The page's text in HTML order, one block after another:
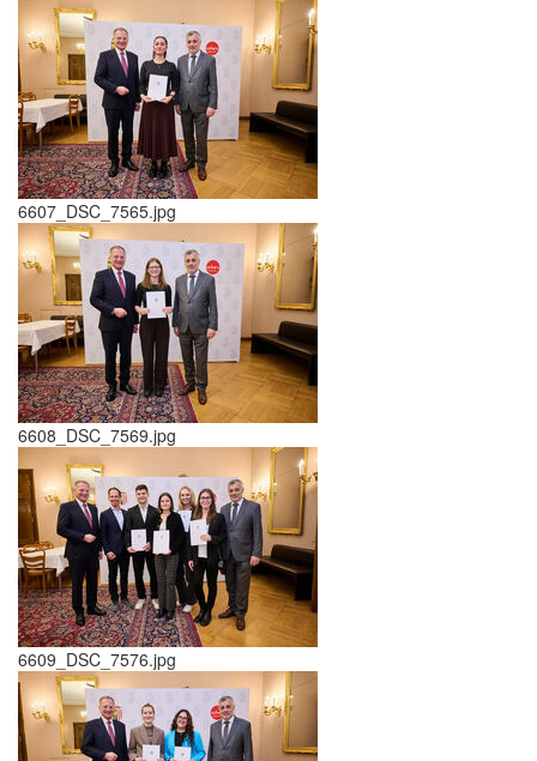
6607_DSC_7565.jpg
6608_DSC_7569.jpg
6609_DSC_7576.jpg